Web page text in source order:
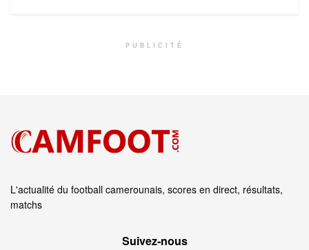
PUBLICITÉ
L'actualité du football camerounais, scores en direct, résultats,
matchs
Suivez‑nous